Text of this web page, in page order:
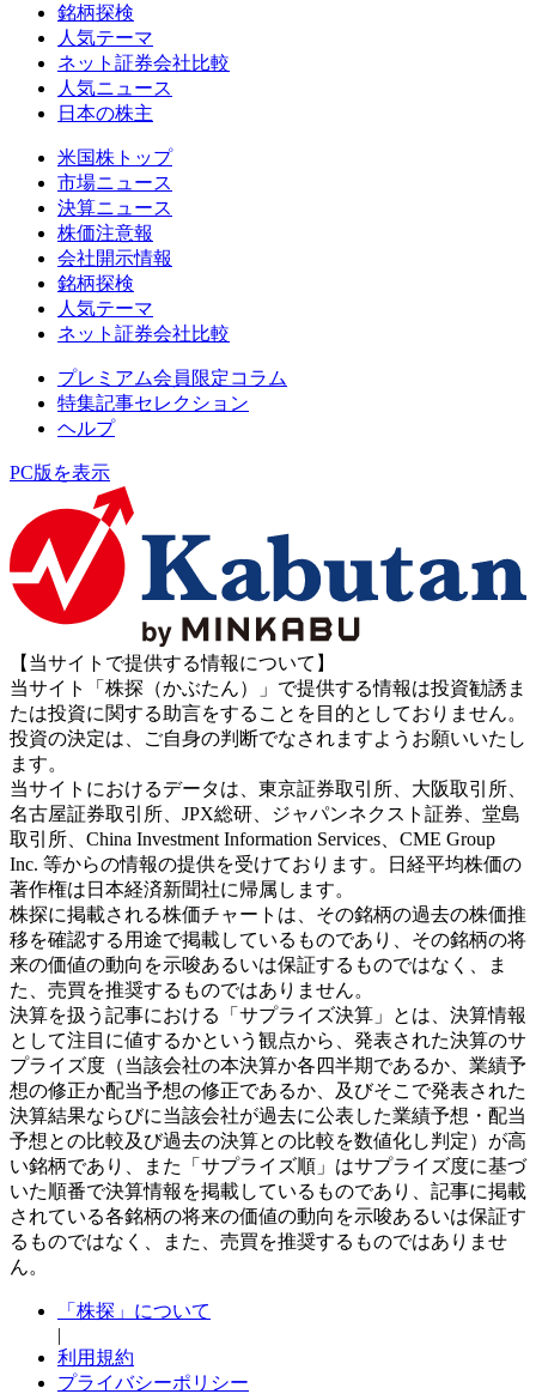
銘柄探検
人気テーマ
ネット証券会社比較
人気ニュース
日本の株主
米国株トップ
市場ニュース
決算ニュース
株価注意報
会社開示情報
銘柄探検
人気テーマ
ネット証券会社比較
プレミアム会員限定コラム
特集記事セレクション
ヘルプ
PC版を表示
【当サイトで提供する情報について】
当サイト「株探（かぶたん）」で提供する情報は投資勧誘ま
たは投資に関する助言をすることを目的としておりません。
投資の決定は、ご自身の判断でなされますようお願いいたし
ます。
当サイトにおけるデータは、東京証券取引所、大阪取引所、
名古屋証券取引所、JPX総研、ジャパンネクスト証券、堂島
取引所、China Investment Information Services、CME Group
Inc. 等からの情報の提供を受けております。日経平均株価の
著作権は日本経済新聞社に帰属します。
株探に掲載される株価チャートは、その銘柄の過去の株価推
移を確認する用途で掲載しているものであり、その銘柄の将
来の価値の動向を示唆あるいは保証するものではなく、ま
た、売買を推奨するものではありません。
決算を扱う記事における「サプライズ決算」とは、決算情報
として注目に値するかという観点から、発表された決算のサ
プライズ度（当該会社の本決算か各四半期であるか、業績予
想の修正か配当予想の修正であるか、及びそこで発表された
決算結果ならびに当該会社が過去に公表した業績予想・配当
予想との比較及び過去の決算との比較を数値化し判定）が高
い銘柄であり、また「サプライズ順」はサプライズ度に基づ
いた順番で決算情報を掲載しているものであり、記事に掲載
されている各銘柄の将来の価値の動向を示唆あるいは保証す
るものではなく、また、売買を推奨するものではありませ
ん。
「株探」について
|
利用規約
プライバシーポリシー